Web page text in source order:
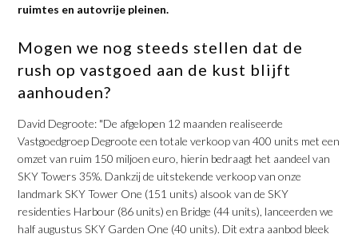
ruimtes en autovrije pleinen.
Mogen we nog steeds stellen dat de
rush op vastgoed aan de kust blijft
aanhouden?
David Degroote: "De afgelopen 12 maanden realiseerde
Vastgoedgroep Degroote een totale verkoop van 400 units met een
omzet van ruim 150 miljoen euro, hierin bedraagt het aandeel van
SKY Towers 35%. Dankzij de uitstekende verkoop van onze
landmark SKY Tower One (151 units) alsook van de SKY
residenties Harbour (86 units) en Bridge (44 units), lanceerden we
half augustus SKY Garden One (40 units). Dit extra aanbod bleek